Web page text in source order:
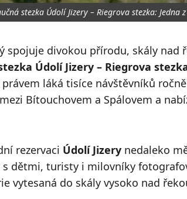
stezka Údolí Jizery – Riegrova stezka: Jedna
spojuje divokou přírodu, skály nad
Údolí Jizery – Riegrova
právem láká tisíce návštěvníků
Bítouchovem a Spálovem a
rezervaci Údolí Jizery nedaleko
dětmi, turisty i milovníky
vytesaná do skály vysoko nad